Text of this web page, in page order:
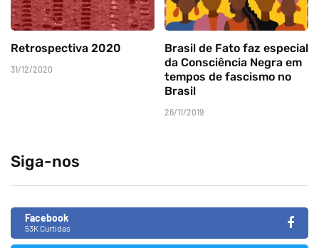
Retrospectiva 2020
31/12/2020
Brasil de Fato faz especial
da Consciência Negra em
tempos de fascismo no
Brasil
26/11/2019
Siga-nos
Facebook
53K Curtidas